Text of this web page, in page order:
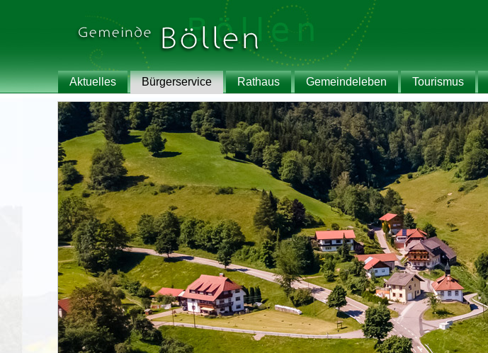
Aktuelles Bürgerservice Rathaus Gemeindeleben Tourismus